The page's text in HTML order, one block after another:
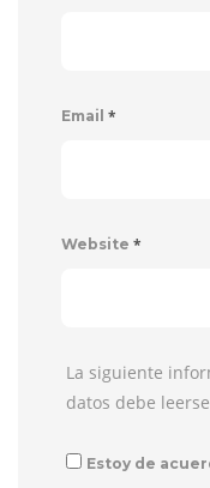
Email *
Website *
La siguiente
datos debe
Estoy de